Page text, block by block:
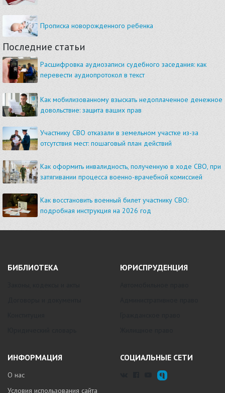
Прописка новорожденного ребенка
Последние статьи
Расшифровка аудиозаписи судебного заседания: как
перевести аудиопротокол в текст
Как мобилизованному взыскать недоплаченное денежное
довольствие: защита ваших прав
Участнику СВО отказали в земельном участке из-за
отсутствия мест: пошаговый план действий
Как оформить инвалидность, полученную в ходе СВО, при
затягивании процесса военно-врачебной комиссией
Как восстановить военный билет участнику СВО:
подробная инструкция на 2026 год
БИБЛИОТЕКА ЮРИСПРУДЕНЦИЯ
ИНФОРМАЦИЯ
О нас
Условия использования сайта
СОЦИАЛЬНЫЕ СЕТИ